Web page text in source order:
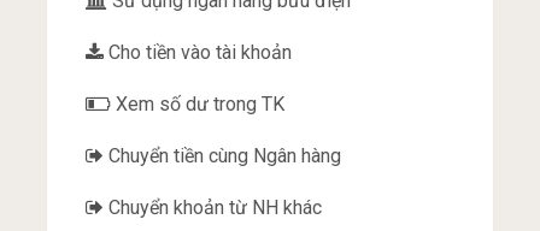
Cho tiền vào tài khoản
Xem số dư trong TK
Chuyển tiền cùng Ngân hàng
Chuyển khoản từ NH khác